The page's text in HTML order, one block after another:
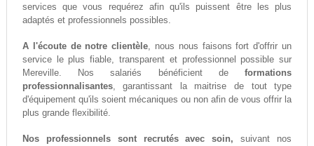
services que vous requérez afin qu'ils puissent être les plus
adaptés et professionnels possibles.
A l'écoute de notre clientèle, nous nous faisons fort d'offrir un
service le plus fiable, transparent et professionnel possible sur
Mereville. Nos salariés bénéficient deformations
professionnalisantes, garantissant la maitrise de tout type
d'équipement qu'ils soient mécaniques ou non afin de vous offrir la
plus grande flexibilité.
Nos professionnels sont recrutés avec soin, suivant nos